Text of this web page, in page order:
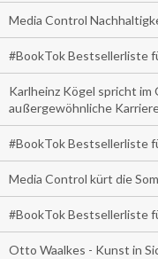
Media Control
#BookTok Bestsellerliste
Karlheinz Kögel spricht im
außergewöhnliche
#BookTok Bestsellerliste
Media Control kürt die
#BookTok Bestsellerliste
Otto Waalkes - Kunst in